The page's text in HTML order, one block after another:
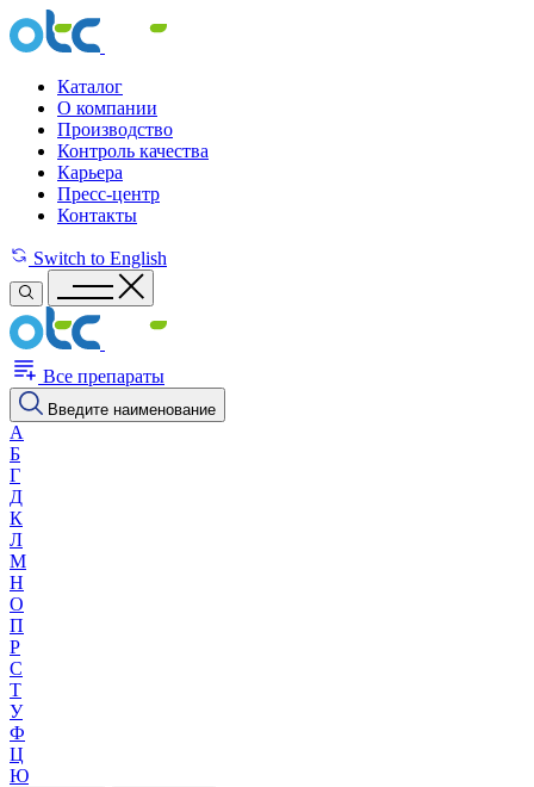
Каталог
О компании
Производство
Контроль качества
Карьера
Пресс-центр
Контакты
Switch to English
Все препараты
Введите наименование
А
Б
Г
Д
К
Л
М
Н
О
П
Р
С
Т
У
Ф
Ц
Ю